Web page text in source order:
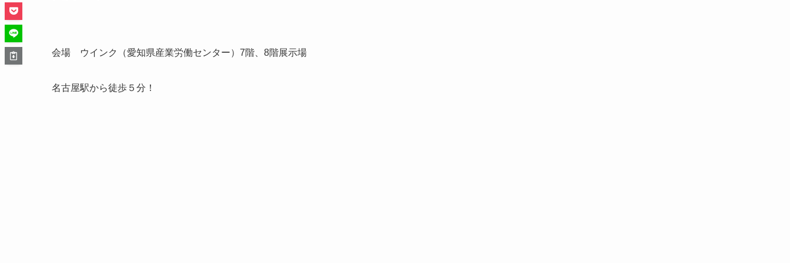
会場 ウインク（愛知県産業労働センター）7階、8階展示場
名古屋駅から徒歩５分！